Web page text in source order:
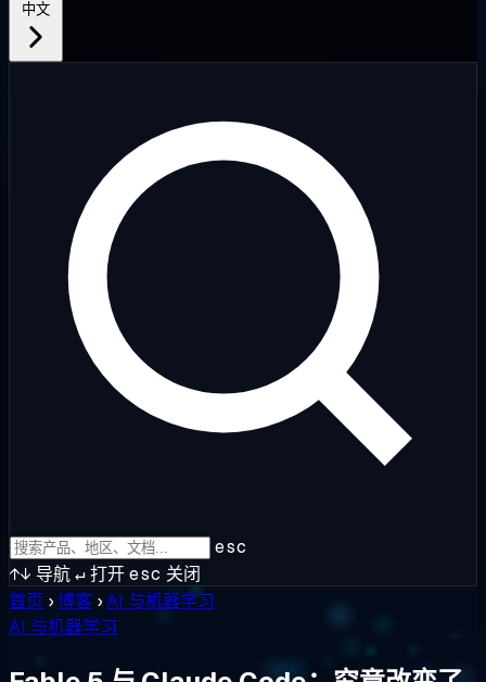
中文
esc
↑↓ 导航↵打开esc 关闭
首页 ›博客 ›AI 与机器学习
AI 与机器学习